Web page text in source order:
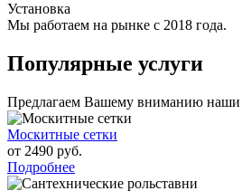
Установка
Мы работаем на рынке с 2018 года.
Популярные услуги
Предлагаем Вашему вниманию наши
Москитные сетки
от 2490 руб.
Подробнее